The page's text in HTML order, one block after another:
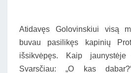
Atidavęs Golovinskiui visą
buvau pasilikęs kapinių
išsikvėpęs. Kaip jaunystėje
Svarsčiau: „O kas